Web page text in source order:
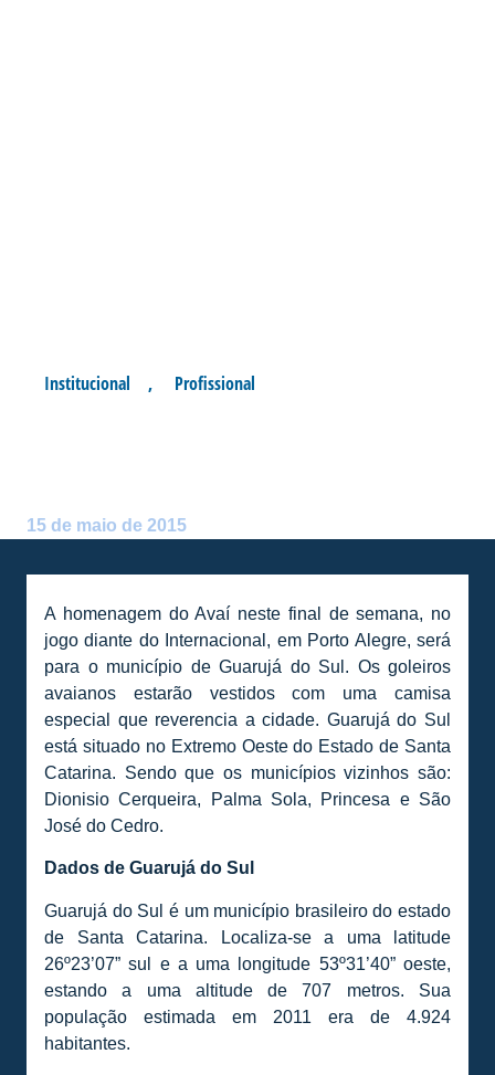
Institucional , Profissional
15 de maio de 2015
A homenagem do Avaí neste final de semana, no
jogo diante do Internacional, em Porto Alegre, será
para o município de Guarujá do Sul. Os goleiros
avaianos estarão vestidos com uma camisa
especial que reverencia a cidade. Guarujá do Sul
está situado no Extremo Oeste do Estado de Santa
Catarina. Sendo que os municípios vizinhos são:
Dionisio Cerqueira, Palma Sola, Princesa e São
José do Cedro.
Dados de Guarujá do Sul
Guarujá do Sul é um município brasileiro do estado
de Santa Catarina. Localiza-se a uma latitude
26º23’07” sul e a uma longitude 53º31’40” oeste,
estando a uma altitude de 707 metros. Sua
população estimada em 2011 era de 4.924
habitantes.